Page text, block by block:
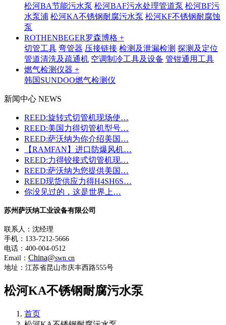
松河BA节能污水泵 松河BAF污水处理管道泵 松河BF污
水泵浦 松河KA不锈钢耐腐污水泵 松河KF不锈钢耐腐蚀
泵
ROTHENBEGER罗森博格 +
切管工具 弯管器 压接链接 检测及泄漏检测 探测及定位
管道清洗及疏通机 空调制冷工具及设备 管钳通用工具
燃气检测仪器 +
韩国SUNDOO燃气检测仪
新闻中心 NEWS
REED:旋转式切管机现场使…
REED:美国力得切管机型号…
REED:萨沃纳为你介绍美国…
【RAMFAN】进口防爆风机…
REED:力得铰接式切管机现…
REED:萨沃纳为您提供美国…
REED现货供应力得H4SH6S…
你没见过的，这是世界上…
苏州萨沃纳工业设备有限公司
联系人：沈经理
手机：133-7212-5666
电话：400-004-0512
Email： China@swn.cn
地址：江苏省昆山市庆丰西路555号
松河KA不锈钢耐腐污水泵
首页